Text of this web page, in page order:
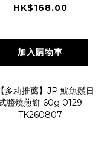
種風味馬卡龍泡芙
TK260807
HK$168.00
加入購物車